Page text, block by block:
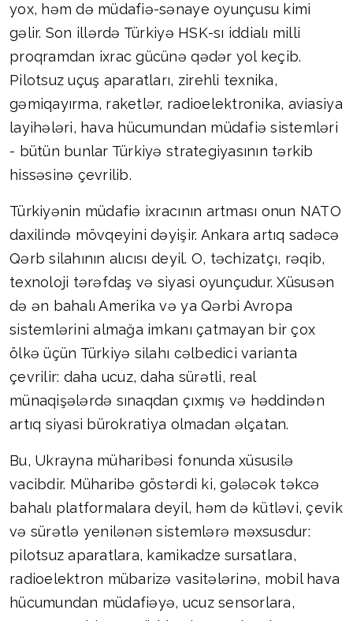
yox, həm də müdafiə-sənaye oyunçusu kimi
gəlir. Son illərdə Türkiyə HSK-sı iddialı milli
proqramdan ixrac gücünə qədər yol keçib.
Pilotsuz uçuş aparatları, zirehli texnika,
gəmiqayırma, raketlər, radioelektronika, aviasiya
layihələri, hava hücumundan müdafiə sistemləri
- bütün bunlar Türkiyə strategiyasının tərkib
hissəsinə çevrilib.
Türkiyənin müdafiə ixracının artması onun NATO
daxilində mövqeyini dəyişir. Ankara artıq sadəcə
Qərb silahının alıcısı deyil. O, təchizatçı, rəqib,
texnoloji tərəfdaş və siyasi oyunçudur. Xüsusən
də ən bahalı Amerika və ya Qərbi Avropa
sistemlərini almağa imkanı çatmayan bir çox
ölkə üçün Türkiyə silahı cəlbedici varianta
çevrilir: daha ucuz, daha sürətli, real
münaqişələrdə sınaqdan çıxmış və həddindən
artıq siyasi bürokratiya olmadan əlçatan.
Bu, Ukrayna müharibəsi fonunda xüsusilə
vacibdir. Müharibə göstərdi ki, gələcək təkcə
bahalı platformalara deyil, həm də kütləvi, çevik
və sürətlə yenilənən sistemlərə məxsusdur:
pilotsuz aparatlara, kamikadze sursatlara,
radioelektron mübarizə vasitələrinə, mobil hava
hücumundan müdafiəyə, ucuz sensorlara,